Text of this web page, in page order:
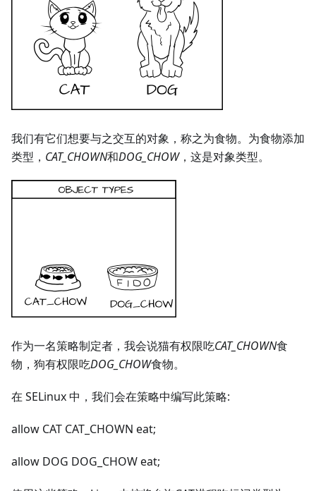
我们有它们想要与之交互的对象，称之为食物。为食物添加
类型， CAT_CHOWN和DOG_CHOW，这是对象类型。
作为一名策略制定者，我会说猫有权限吃CAT_CHOWN食
物，狗有权限吃DOG_CHOW食物。
在 SELinux 中，我们会在策略中编写此策略:
allow CAT CAT_CHOWN eat;
allow DOG DOG_CHOW eat;